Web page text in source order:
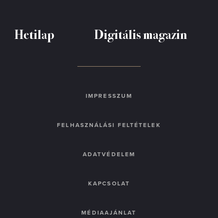
Hetilap Digitális magazin
IMPRESSZUM
FELHASZNÁLÁSI FELTÉTELEK
ADATVÉDELEM
KAPCSOLAT
MÉDIAAJÁNLAT